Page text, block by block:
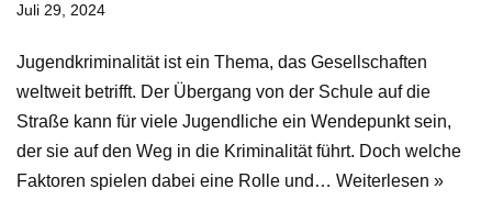
Juli 29, 2024
Jugendkriminalität ist ein Thema, das Gesellschaften
weltweit betrifft. Der Übergang von der Schule auf die
Straße kann für viele Jugendliche ein Wendepunkt sein,
der sie auf den Weg in die Kriminalität führt. Doch welche
Faktoren spielen dabei eine Rolle und… Weiterlesen »